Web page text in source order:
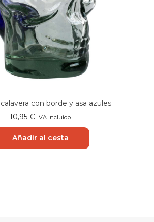
con borde y asa azules
10,95 € IVA Incluido
Añadir al cesta